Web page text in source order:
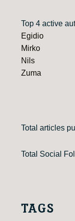
Top 4 active
Egidio
Mirko
Nils
Zuma
Total articles
Total Social
TAGS